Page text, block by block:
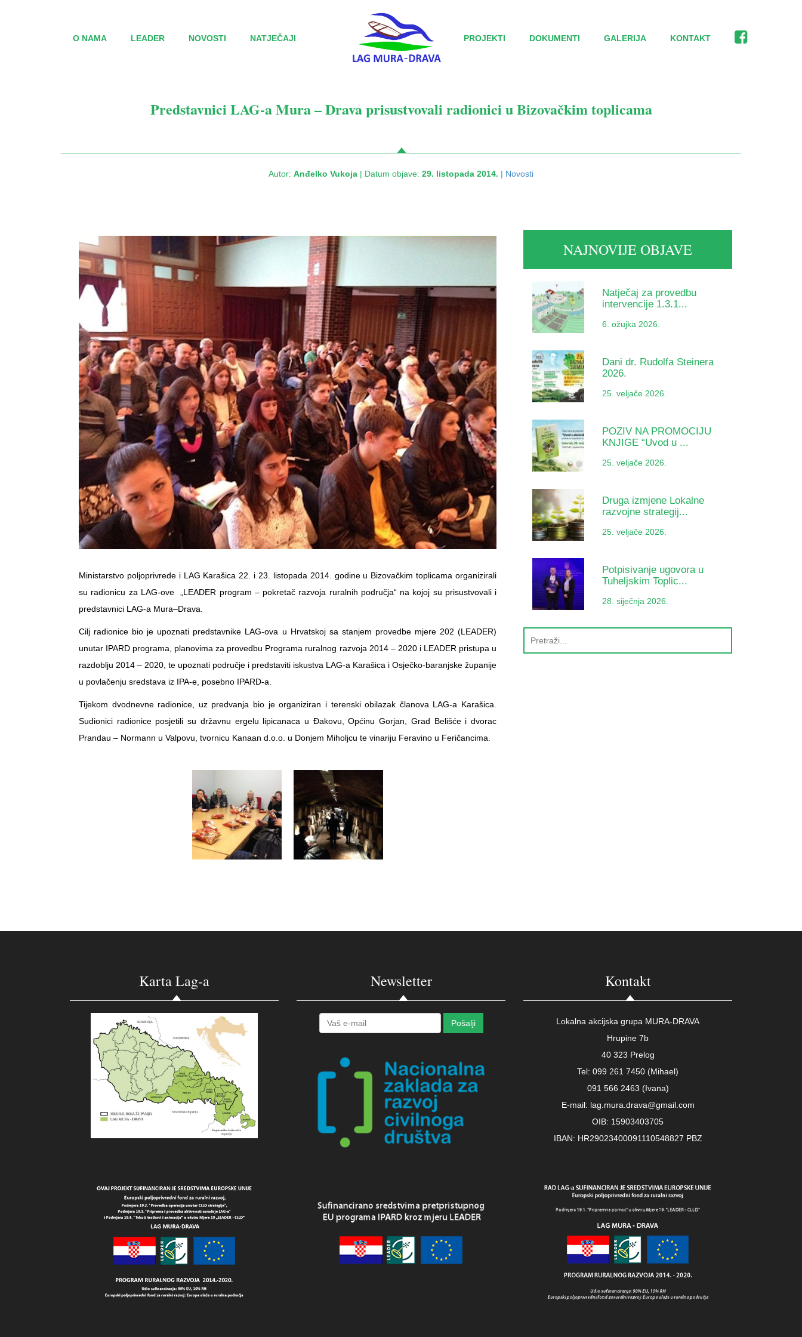
O NAMA LEADER NOVOSTI NATJEČAJI PROJEKTI DOKUMENTI GALERIJA KONTAKT
Predstavnici LAG-a Mura – Drava prisustvovali radionici u Bizovačkim toplicama
Autor: Anđelko Vukoja | Datum objave: 29. listopada 2014. | Novosti
Ministarstvo poljoprivrede i LAG Karašica 22. i 23. listopada 2014. godine u Bizovačkim toplicama organizirali
su radionicu za LAG-ove „LEADER program – pokretač razvoja ruralnih područja“ na kojoj su prisustvovali i
predstavnici LAG-a Mura–Drava.
Cilj radionice bio je upoznati predstavnike LAG-ova u Hrvatskoj sa stanjem provedbe mjere 202 (LEADER)
unutar IPARD programa, planovima za provedbu Programa ruralnog razvoja 2014 – 2020 i LEADER pristupa u
razdoblju 2014 – 2020, te upoznati područje i predstaviti iskustva LAG-a Karašica i Osječko-baranjske županije
u povlačenju sredstava iz IPA-e, posebno IPARD-a.
Tijekom dvodnevne radionice, uz predvanja bio je organiziran i terenski obilazak članova LAG-a Karašica.
Sudionici radionice posjetili su državnu ergelu lipicanaca u Đakovu, Općinu Gorjan, Grad Belišće i dvorac
Prandau – Normann u Valpovu, tvornicu Kanaan d.o.o. u Donjem Miholjcu te vinariju Feravino u Feričancima.
NAJNOVIJE OBJAVE
Natječaj za provedbu
intervencije 1.3.1...
6. ožujka 2026.
Dani dr. Rudolfa Steinera
2026.
25. veljače 2026.
POZIV NA PROMOCIJU
KNJIGE “Uvod u ...
25. veljače 2026.
Druga izmjene Lokalne
razvojne strategij...
25. veljače 2026.
Potpisivanje ugovora u
Tuheljskim Toplic...
28. siječnja 2026.
Karta Lag-a Newsletter Kontakt
Lokalna akcijska grupa MURA-DRAVA
Hrupine 7b
40 323 Prelog
Tel: 099 261 7450 (Mihael)
091 566 2463 (Ivana)
E-mail: lag.mura.drava@gmail.com
OIB: 15903403705
IBAN: HR29023400091110548827 PBZ